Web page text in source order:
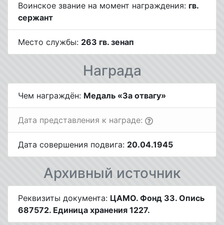
Воинское звание на момент награждения: гв.
сержант
Место службы: 263 гв. зенап
Награда
Чем награждён: Медаль «За отвагу»
Дата представления к награде:
Дата совершения подвига: 20.04.1945
Архивный источник
Реквизиты документа: ЦАМО. Фонд 33. Опись
687572. Единица хранения 1227.